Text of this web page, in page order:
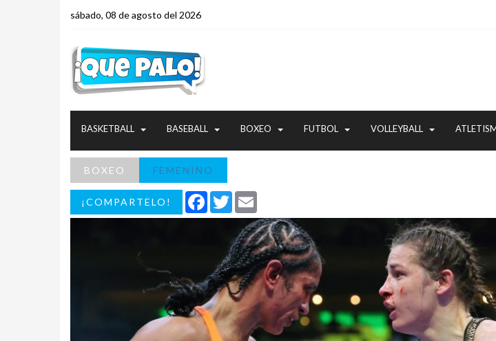
sábado, 08 de agosto del 2026
BASKETBALL BASEBALL BOXEO FUTBOL VOLLEYBALL
BOXEO FEMENINO
¡COMPARTELO! Facebook
Twitter